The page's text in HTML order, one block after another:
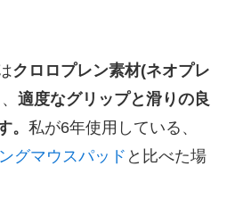
クロロプレン素材(ネオプレ
適度なグリップと滑りの良
。 私が6年使用している、
グマウスパッド と比べた場